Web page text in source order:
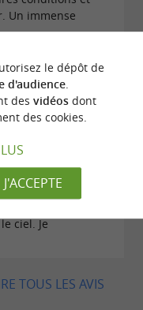
Un immense
exité au départ,
Il nous a fait
je me suis pris
ciel. Je
TOUS LES AVIS
le dépôt de
d'audience.
des vidéosdont
des cookies.
J'ACCEPTE